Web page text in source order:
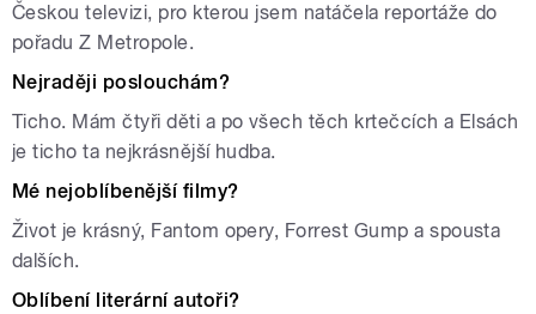
Českou televizi, pro kterou jsem natáčela reportáže do
pořadu Z Metropole.
Nejraději poslouchám?
Ticho. Mám čtyři děti a po všech těch krtečcích a Elsách
je ticho ta nejkrásnější hudba.
Mé nejoblíbenější filmy?
Život je krásný, Fantom opery, Forrest Gump a spousta
dalších.
Oblíbení literární autoři?